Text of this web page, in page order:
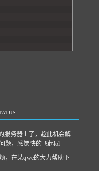
服务器上了，趁此机会解
题，感觉快的飞起lol
，在某qwe的大力帮助下